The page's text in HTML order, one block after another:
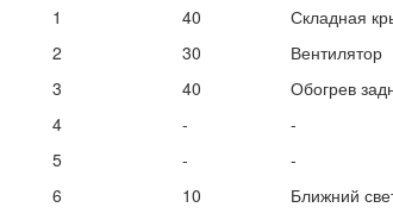
1
40
Складная
2
30
Вентилятор
3
40
Обогрев
4
-
-
5
-
-
6
10
Ближний